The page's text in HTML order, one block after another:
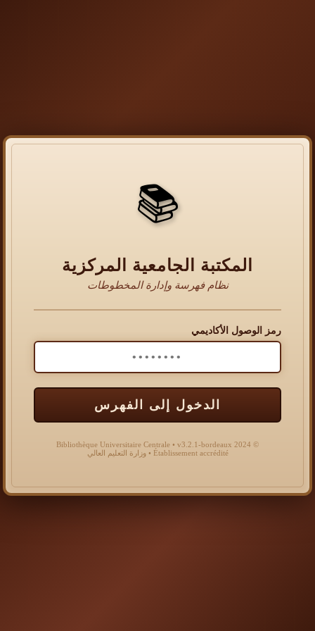
📚
المكتبة الجامعية المركزية
نظام فهرسة وإدارة المخطوطات
رمز الوصول الأكاديمي
الدخول إلى الفهرس
© 2024 Bibliothèque Universitaire Centrale • v3.2.1-bordeaux
Établissement accrédité • وزارة التعليم العالي